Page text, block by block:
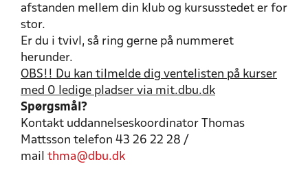
afstanden mellem din klub og kursusstedet er for
stor.
Er du i tvivl, så ring gerne på nummeret
herunder.
OBS!! Du kan tilmelde dig ventelisten på kurser
med 0 ledige pladser via mit.dbu.dk
Spørgsmål?
Kontakt uddannelseskoordinator Thomas
Mattsson telefon 43 26 22 28 /
mail thma@dbu.dk